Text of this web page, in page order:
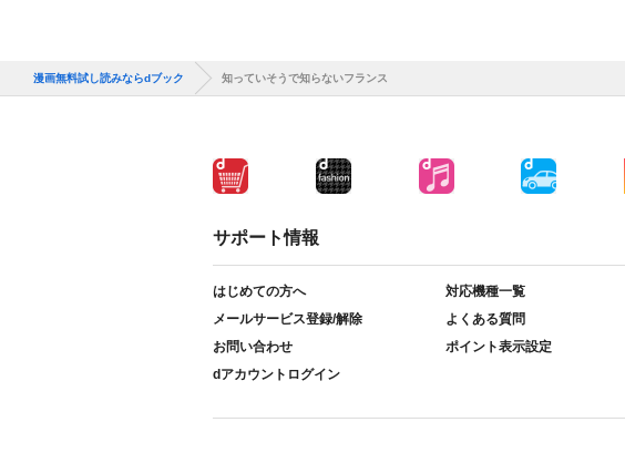
漫画無料試し読みならdブック 知っていそうで知らないフランス
サポート情報
はじめての方へ
対応機種一覧
メールサービス登録/解除
よくある質問
お問い合わせ
ポイント表示設定
dアカウントログイン